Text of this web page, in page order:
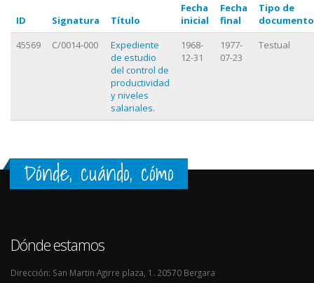
ID Signatura Título
Fecha
inicial
Fecha
final
Tipo de
documento
45569
C/0014-000
Expediente
de estudio
del control de
productividad
y niveles
salariales.
1968-
12-31
1977-
07-23
Testual
Dónde, cuándo, cómo
Dónde estamos
Dirección: San Martin Agirre plaza, 1. 20570 Bergara